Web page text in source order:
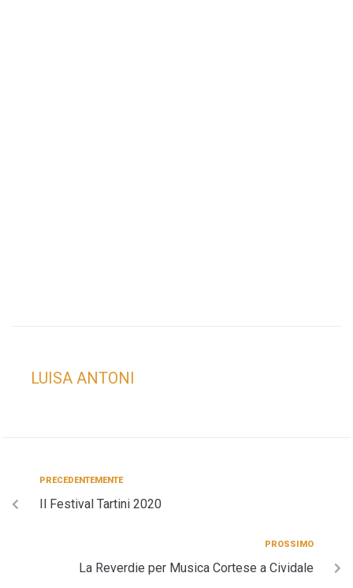
LUISA ANTONI
PRECEDENTEMENTE
Il Festival Tartini 2020
PROSSIMO
La Reverdie per Musica Cortese a Cividale